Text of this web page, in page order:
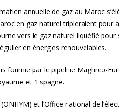
annuelle de gaz au Maroc
en gaz naturel tripleraient pour
vers le gaz naturel liquéfié pour
en énergies renouvelables.
fournie par le pipeline Maghreb-
et l’Espagne.
et l’Office national de